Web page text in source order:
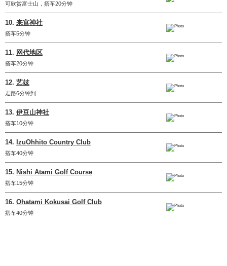
可欣赏富士山，搭车20分钟
10. 来宫神社
搭车5分钟
11. 网代地区
搭车20分钟
12. 艺妓
走路6分钟到
13. 伊豆山神社
搭车10分钟
14. IzuOhhito Country Club
搭车40分钟
15. Nishi Atami Golf Course
搭车15分钟
16. Ohatami Kokusai Golf Club
搭车40分钟